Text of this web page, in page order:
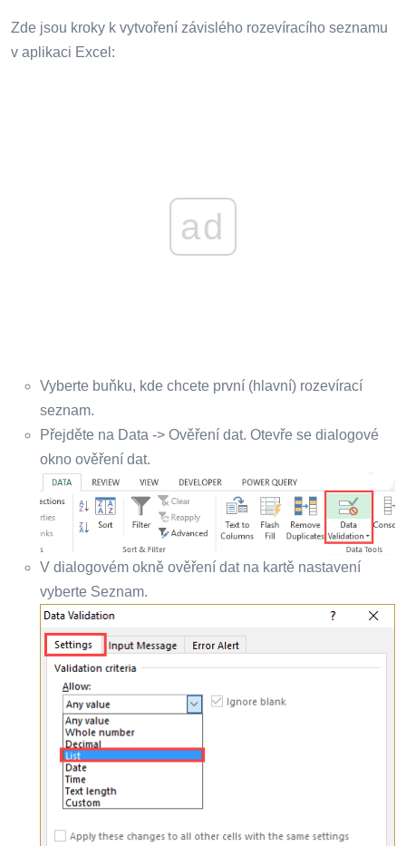
Zde jsou kroky k vytvoření závislého rozevíracího seznamu
v aplikaci Excel:
ad
Vyberte buňku, kde chcete první (hlavní) rozevírací
seznam.
Přejděte na Data -> Ověření dat. Otevře se dialogové
okno ověření dat.
V dialogovém okně ověření dat na kartě nastavení
vyberte Seznam.